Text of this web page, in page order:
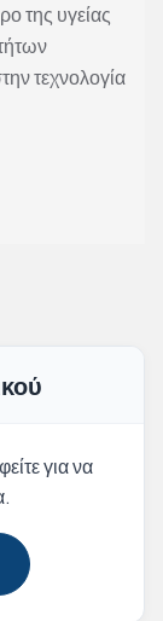
της υγείας
τεχνολογία
για να